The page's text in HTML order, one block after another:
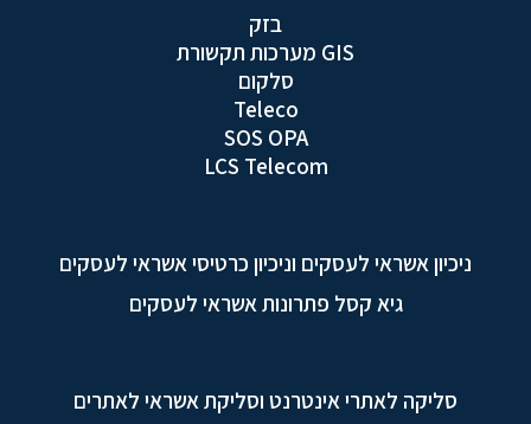
בזק
GIS מערכות תקשורת
סלקום
Teleco
SOS OPA
LCS Telecom
ניכיון אשראי לעסקים וניכיון כרטיסי אשראי לעסקים
גיא קסל פתרונות אשראי לעסקים
סליקה לאתרי אינטרנט וסליקת אשראי לאתרים